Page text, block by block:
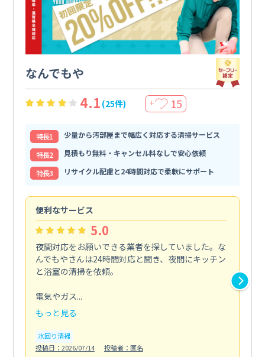
なんでもや
4.1 (25件) ＋ 15
特⻑1
少量から汚部屋まで幅広く対応する清掃サービス
特⻑2
見積もり無料・キャンセル料なしで安心依頼
特⻑3
リサイクル配慮と24時間対応で柔軟にサポート
便利なサービス
5.0
夜間対応をお願いできる業者を探していました。な
んでもやさんは24時間対応と聞き、夜間にキッチン
と浴室の清掃を依頼。
電気やガス...
もっと見る
水回り清掃
投稿日：2026/07/14
投稿者：匿名